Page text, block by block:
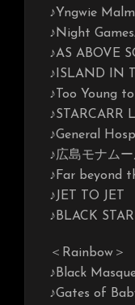
♪Yngwie
♪Night
♪AS ABOVE
♪ISLAND IN
♪Too Young
♪STARCARR
♪General
♪広島モナム
♪Far beyond
♪JET TO JET
♪BLACK STAR
＜Rainbow＞
♪Black
♪Gates of